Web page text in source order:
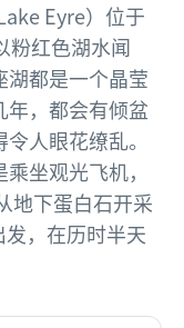
Eyre）位于
粉红色湖水闻
湖都是一个晶莹
年，都会有倾盆
人眼花缭乱。
坐观光飞机，
地下蛋白石开采
发，在历时半天